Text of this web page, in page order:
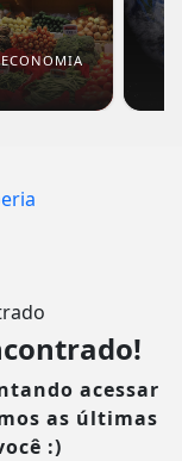
ECONOMIA
acessar
as últimas
:)